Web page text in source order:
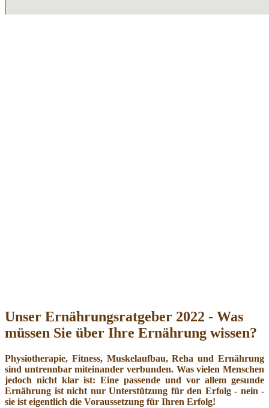
Unser Ernährungsratgeber 2022 - Was
müssen Sie über Ihre Ernährung wissen?
Physiotherapie, Fitness, Muskelaufbau, Reha und Ernährung
sind untrennbar miteinander verbunden. Was vielen Menschen
jedoch nicht klar ist: Eine passende und vor allem gesunde
Ernährung ist nicht nur Unterstützung für den Erfolg - nein -
sie ist eigentlich die Voraussetzung für Ihren Erfolg!